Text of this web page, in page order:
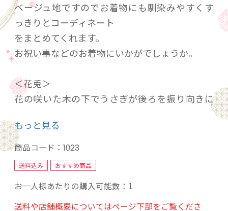
ベージュ地ですのでお着物にも馴染みやすくす
っきりとコーディネート
をまとめてくれます。
お祝い事などのお着物にいかがでしょうか。
＜花兎＞
花の咲いた木の下でうさぎが後ろを振り向きに
デザイン化された名物裂の代表的な柄の1つで
す。
画像と実物は照明やカメラ、ディスプレイの関
係で若干異なる場合があります。お仕立てに10
日～3週間程お時間をいただきます。
もっと見る
商品コード： 1023
送料込み おすすめ商品
お一人様あたりの購入可能数：1
送料や店舗概要についてはページ下部をご覧くださ